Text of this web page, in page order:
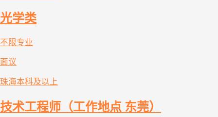
光学类
不限专业
面议
珠海本科及以上
技术工程师（工作地点 东莞）